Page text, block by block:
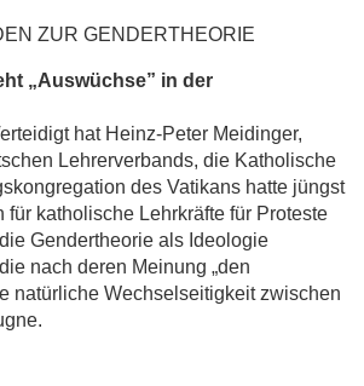
ZUR GENDERTHEORIE
„Auswüchse” in der
hat Heinz-Peter Meidinger,
Lehrerverbands, die Katholische
des Vatikans hatte jüngst
für katholische Lehrkräfte für Proteste
Gendertheorie als Ideologie
nach deren Meinung „den
natürliche Wechselseitigkeit zwischen